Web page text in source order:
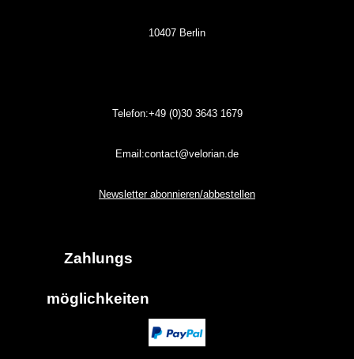
10407 Berlin
Telefon:+49 (0)3036431679
Email:contact@velorian.de
Newsletter abonnieren/abbestellen
Zahlungs
möglichkeiten